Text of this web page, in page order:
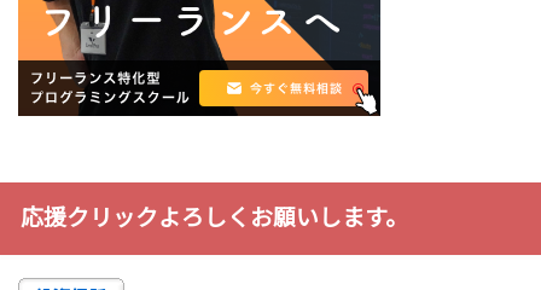
応援クリックよろしくお願いします。